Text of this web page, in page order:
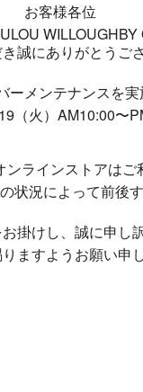
お客様各位
誠にありがとうご
メンテナンスを実
（火）AM10:00〜
ンラインストアはご
状況によって前後
掛けし、 誠に申し
ますようお願い申